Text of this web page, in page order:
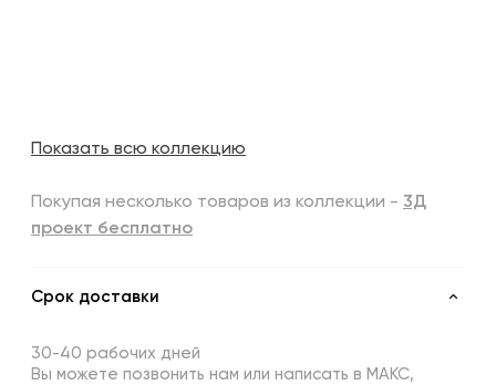
Показать всю коллекцию
Покупая несколько товаров из коллекции - 3Д
проект бесплатно
Срок доставки
30-40 рабочих дней
Вы можете позвонить нам или написать в МАКС,